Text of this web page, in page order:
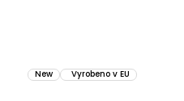
New Vyrobeno v EU